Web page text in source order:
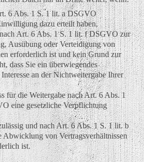
6 Abs. 1 S. 1 lit. a DSGVO
dazu erteilt haben,
Art. 6 Abs. 1 S. 1 lit. f DSGVO zur
Ausübung oder Verteidigung von
erforderlich ist und kein Grund zur
dass Sie ein überwiegendes
an der Nichtweitergabe Ihrer
für die Weitergabe nach Art. 6 Abs. 1
eine gesetzliche Verpflichtung
und nach Art. 6 Abs. 1 S. 1 lit. b
von Vertragsverhältnissen
ist.